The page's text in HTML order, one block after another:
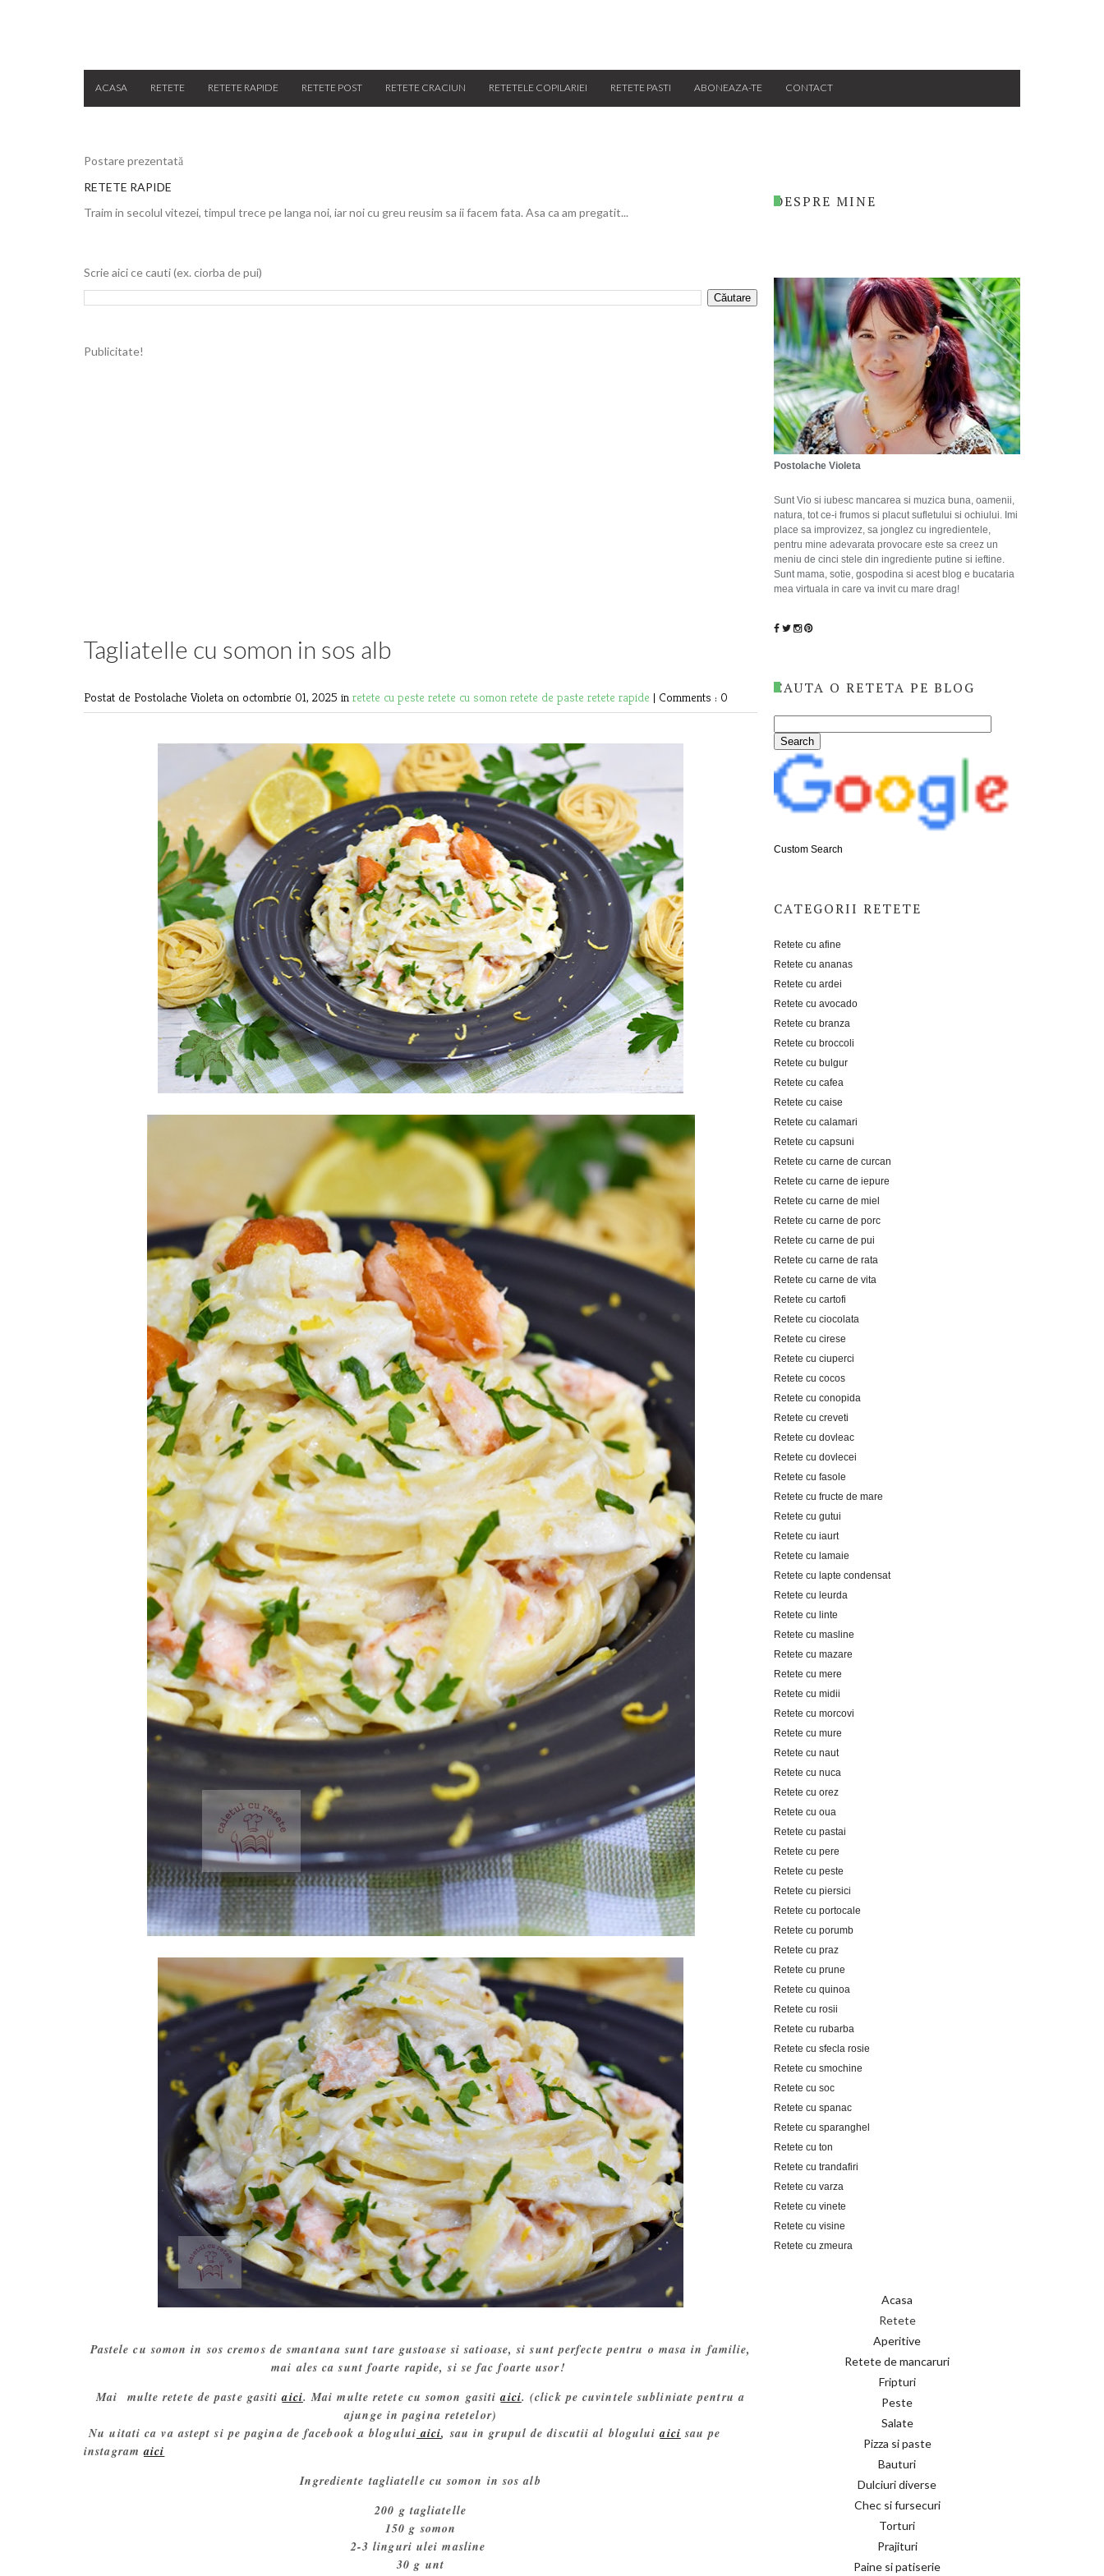
ACASA RETETE RETETE RAPIDE RETETE POST RETETE CRACIUN RETETELE COPILARIEI RETETE PASTI ABONEAZA-TE CONTACT
Postare prezentată
RETETE RAPIDE
Traim in secolul vitezei, timpul trece pe langa noi, iar noi cu greu reusim sa ii facem fata. Asa ca am pregatit...
Scrie aici ce cauti (ex. ciorba de pui)
Publicitate!
Tagliatelle cu somon in sos alb
Postat de Postolache Violeta on octombrie 01, 2025 in retete cu peste retete cu somon retete de paste retete rapide | Comments : 0
Pastele cu somon in sos cremos de smantana sunt tare gustoase si satioase, si sunt perfecte pentru o masa in familie,
mai ales ca sunt foarte rapide, si se fac foarte usor!
Mai multe retete de paste gasitiaici. Mai multe retete cu somon gasitiaici. (click pe cuvintele subliniate pentru a
ajunge in pagina retetelor)
Nu uitati ca va astept si pe pagina de facebook a blogului aici, sau in grupul de discutii al bloguluiaici sau pe
instagramaici
Ingrediente tagliatelle cu somon in sos alb
200 g tagliatelle
150 g somon
2-3 linguri ulei masline
30 g unt
DESPRE MINE
Postolache Violeta
Sunt Vio si iubesc mancarea si muzica buna, oamenii,
natura, tot ce-i frumos si placut sufletului si ochiului. Imi
place sa improvizez, sa jonglez cu ingredientele,
pentru mine adevarata provocare este sa creez un
meniu de cinci stele din ingrediente putine si ieftine.
Sunt mama, sotie, gospodina si acest blog e bucataria
mea virtuala in care va invit cu mare drag!
CAUTA O RETETA PE BLOG
Custom Search
CATEGORII RETETE
Retete cu afine
Retete cu ananas
Retete cu ardei
Retete cu avocado
Retete cu branza
Retete cu broccoli
Retete cu bulgur
Retete cu cafea
Retete cu caise
Retete cu calamari
Retete cu capsuni
Retete cu carne de curcan
Retete cu carne de iepure
Retete cu carne de miel
Retete cu carne de porc
Retete cu carne de pui
Retete cu carne de rata
Retete cu carne de vita
Retete cu cartofi
Retete cu ciocolata
Retete cu cirese
Retete cu ciuperci
Retete cu cocos
Retete cu conopida
Retete cu creveti
Retete cu dovleac
Retete cu dovlecei
Retete cu fasole
Retete cu fructe de mare
Retete cu gutui
Retete cu iaurt
Retete cu lamaie
Retete cu lapte condensat
Retete cu leurda
Retete cu linte
Retete cu masline
Retete cu mazare
Retete cu mere
Retete cu midii
Retete cu morcovi
Retete cu mure
Retete cu naut
Retete cu nuca
Retete cu orez
Retete cu oua
Retete cu pastai
Retete cu pere
Retete cu peste
Retete cu piersici
Retete cu portocale
Retete cu porumb
Retete cu praz
Retete cu prune
Retete cu quinoa
Retete cu rosii
Retete cu rubarba
Retete cu sfecla rosie
Retete cu smochine
Retete cu soc
Retete cu spanac
Retete cu sparanghel
Retete cu ton
Retete cu trandafiri
Retete cu varza
Retete cu vinete
Retete cu visine
Retete cu zmeura
Acasa
Retete
Aperitive
Retete de mancaruri
Fripturi
Peste
Salate
Pizza si paste
Bauturi
Dulciuri diverse
Chec si fursecuri
Torturi
Prajituri
Paine si patiserie